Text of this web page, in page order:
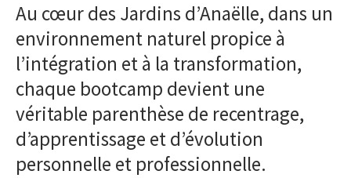
Au cœur des Jardins d’Anaëlle, dans un
environnement naturel propice à
l’intégration et à la transformation,
chaque bootcamp devient une
véritable parenthèse de recentrage,
d’apprentissage et d’évolution
personnelle et professionnelle.